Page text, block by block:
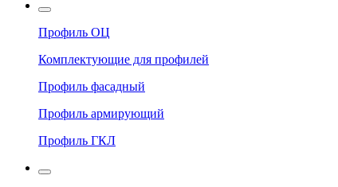
Профиль ОЦ
Комплектующие для профилей
Профиль фасадный
Профиль армирующий
Профиль ГКЛ